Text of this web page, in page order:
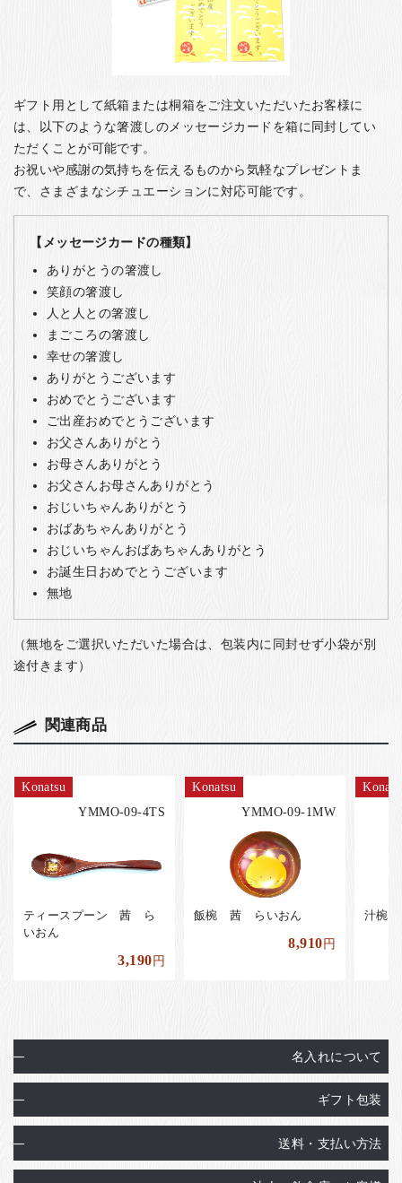
ギフト用として紙箱または桐箱をご注文いただいたお客様に
は、以下のような箸渡しのメッセージカードを箱に同封してい
ただくことが可能です。
お祝いや感謝の気持ちを伝えるものから気軽なプレゼントま
で、さまざまなシチュエーションに対応可能です。
【メッセージカードの種類】
ありがとうの箸渡し
笑顔の箸渡し
人と人との箸渡し
まごころの箸渡し
幸せの箸渡し
ありがとうございます
おめでとうございます
ご出産おめでとうございます
お父さんありがとう
お母さんありがとう
お父さんお母さんありがとう
おじいちゃんありがとう
おばあちゃんありがとう
おじいちゃんおばあちゃんありがとう
お誕生日おめでとうございます
無地
（無地をご選択いただいた場合は、包装内に同封せず小袋が別
途付きます）
関連商品
Konatsu
YMMO-09-4TS
ティースプーン 茜 ら
いおん
3,190円
Konatsu
YMMO-09-1MW
飯椀 茜 らいおん
8,910円
汁椀
名入れについて
ギフト包装
送料・支払い方法